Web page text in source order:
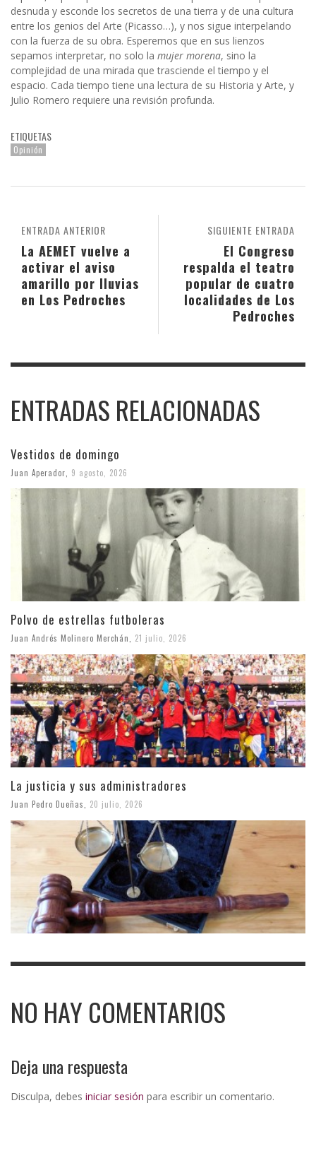
desnuda y esconde los secretos de una tierra y de una cultura
entre los genios del Arte (Picasso…), y nos sigue interpelando
con la fuerza de su obra. Esperemos que en sus lienzos
sepamos interpretar, no solo la mujer morena, sino la
complejidad de una mirada que trasciende el tiempo y el
espacio. Cada tiempo tiene una lectura de su Historia y Arte, y
Julio Romero requiere una revisión profunda.
ETIQUETAS
Opinión
SIGUIENTE ENTRADA
El Congreso
respalda el teatro
popular de cuatro
localidades de Los
Pedroches
ENTRADA ANTERIOR
La AEMET vuelve a
activar el aviso
amarillo por lluvias
en Los Pedroches
ENTRADAS RELACIONADAS
Vestidos de domingo
Juan Aperador 9 agosto, 2026
Polvo de estrellas futboleras
Juan Andrés Molinero Merchán, 21 julio, 2026
La justicia y sus administradores
Juan Pedro Dueñas 20 julio, 2026
NO HAY COMENTARIOS
Deja una respuesta
Disculpa, debes iniciar sesión para escribir un comentario.